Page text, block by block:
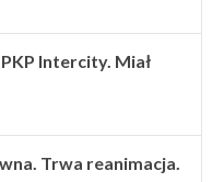
Intercity. Miał
Trwa reanimacja.